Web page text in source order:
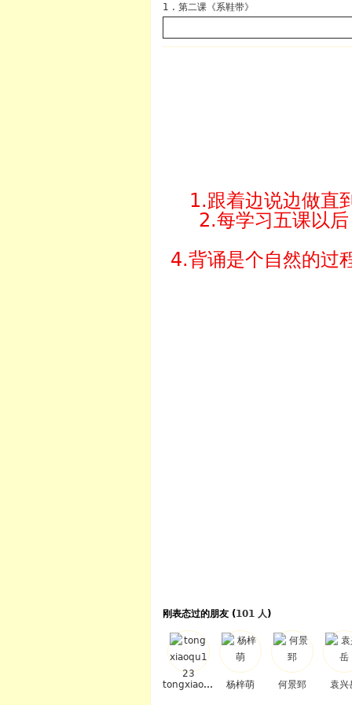
1 . 第二课《系鞋带》
1.跟着边说边做直
2.每学习五课以
4.背诵是个自然的过
刚表态过的朋友 (101 人)
tongxiaoqu123 杨梓萌 何景郅 袁兴